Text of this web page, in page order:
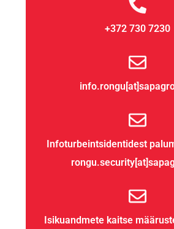
+372 730 7230
Infoturbeintsidentidest
Isikuandmete kaitse